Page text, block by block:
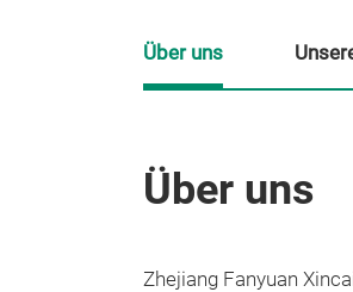
Über uns
Zhejiang Fanyuan
Über uns